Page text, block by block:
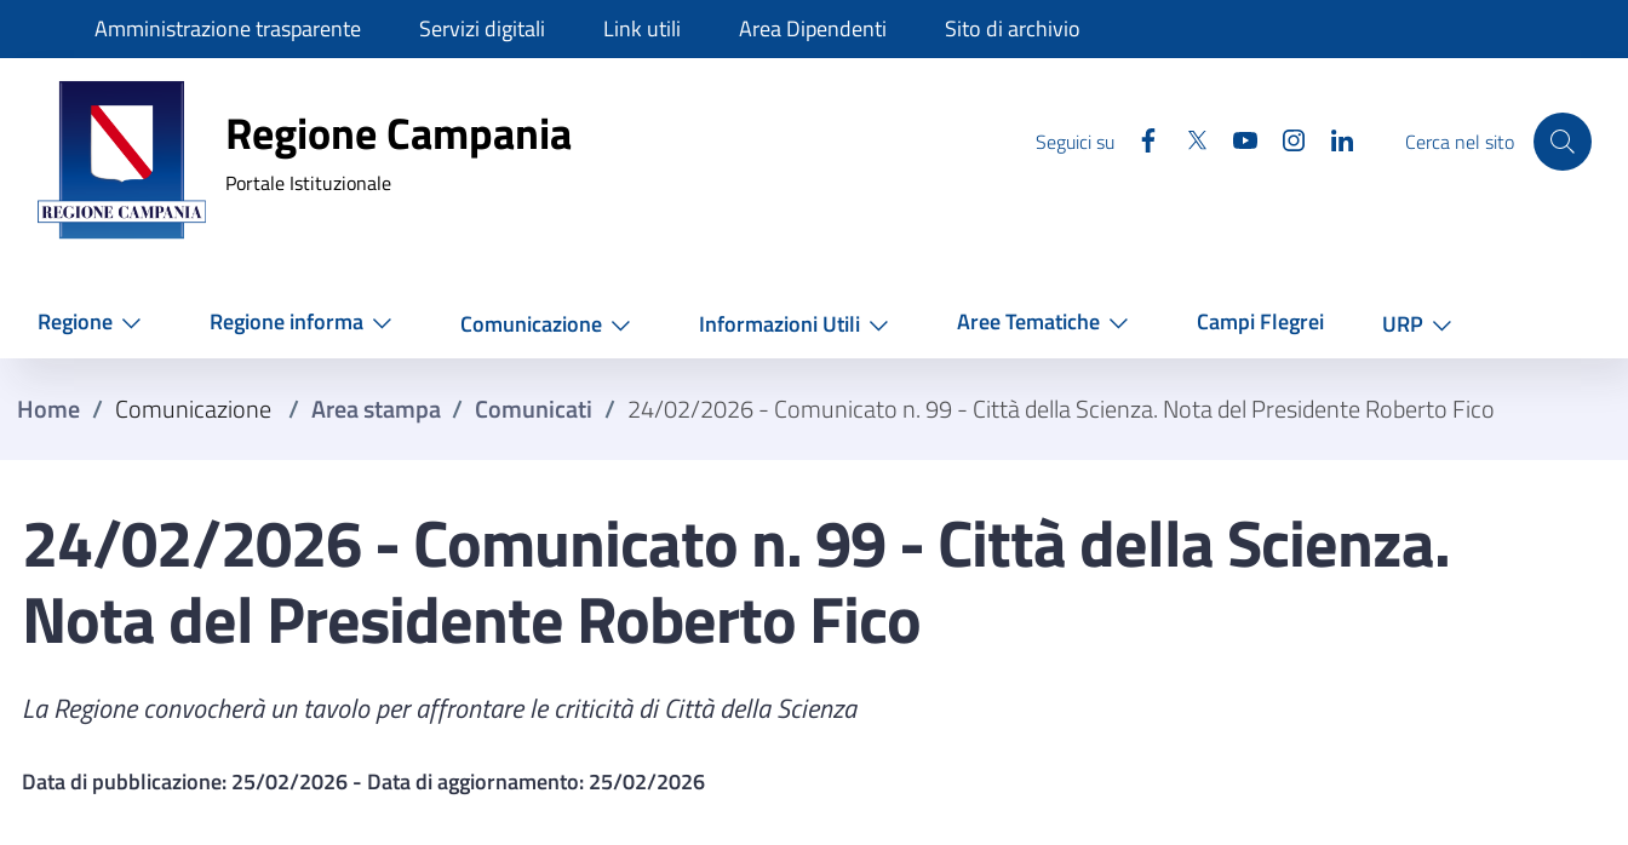
SlimAmministrazione trasparente Servizi digitali Link utili Area Dipendenti Sito di archivio
Regione Campania
Regione Campania
Portale Istituzionale
Seguici su Facebook
Twitter YouTube InstagramLinkedinCerca nel sito
Regione Regione informa Comunicazione Informazioni Utili Aree Tematiche Campi Flegrei URP
Home / Comunicazione / Area stampa / Comunicati / 24/02/2026 - Comunicato n. 99 - Città della Scienza. Nota del Presidente Roberto Fico
24/02/2026 - Comunicato n. 99 - Città della Scienza.
Nota del Presidente Roberto Fico
La Regione convocherà un tavolo per affrontare le criticità di Città della Scienza
Data di pubblicazione:25/02/2026- Data di aggiornamento:25/02/2026